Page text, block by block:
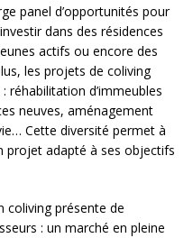
panel d’opportunités pour
dans des résidences
actifs ou encore des
les projets de coliving
réhabilitation d’immeubles
neuves, aménagement
Cette diversité permet à
projet adapté à ses objectifs
coliving présente de
: un marché en pleine